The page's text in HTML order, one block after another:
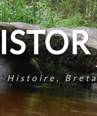
Histoire,